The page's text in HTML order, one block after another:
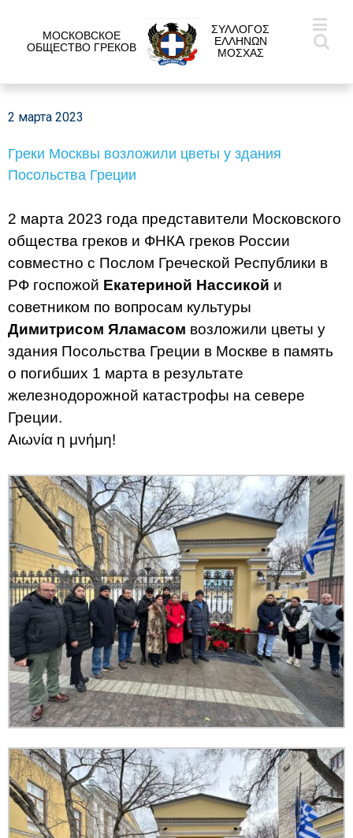
МОСКОВСКОЕ
ОБЩЕСТВО ГРЕКОВ
ΣΥΛΛΟΓΟΣ
ΕΛΛΗΝΩΝ
ΜΟΣΧΑΣ
2 марта 2023
Греки Москвы возложили цветы у здания
Посольства Греции
2 марта 2023 года представители Московского
общества греков и ФНКА греков России
совместно с Послом Греческой Республики в
РФ госпожой Екатериной Нассикой и
советником по вопросам культуры
Димитрисом Яламасом возложили цветы у
здания Посольства Греции в Москве в память
о погибших 1 марта в результате
железнодорожной катастрофы на севере
Греции.
Αιωνία η μνήμη!